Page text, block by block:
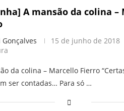
A mansão da colina –
Gonçalves 15 de junho de 2018
da colina – Marcello Fierro
ser contadas… Para só …